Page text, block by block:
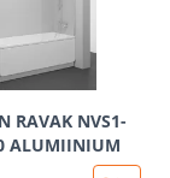
RAVAK NVS1-
ALUMIINIUM